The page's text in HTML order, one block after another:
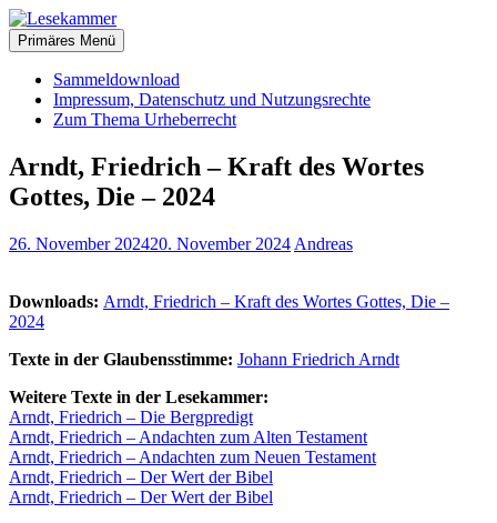
Zum
Inhalt
springen
Lesekammer
christliche Bücher zum kostenlosen Download
Primäres Menü
Sammeldownload
Impressum, Datenschutz und Nutzungsrechte
Zum Thema Urheberrecht
Arndt, Friedrich – Kraft des Wortes
Gottes, Die – 2024
26. November 202420. November 2024 Andreas
Downloads: Arndt, Friedrich – Kraft des Wortes Gottes, Die –
2024
Texte in der Glaubensstimme: Johann Friedrich Arndt
Weitere Texte in der Lesekammer:
Arndt, Friedrich – Die Bergpredigt
Arndt, Friedrich – Andachten zum Alten Testament
Arndt, Friedrich – Andachten zum Neuen Testament
Arndt, Friedrich – Der Wert der Bibel
Arndt, Friedrich – Der Wert der Bibel